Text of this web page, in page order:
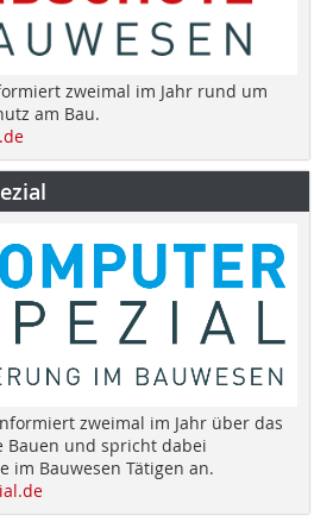
zweimal im Jahr rund um
am Bau.
zweimal im Jahr über das
und spricht dabei
im Bauwesen Tätigen an.